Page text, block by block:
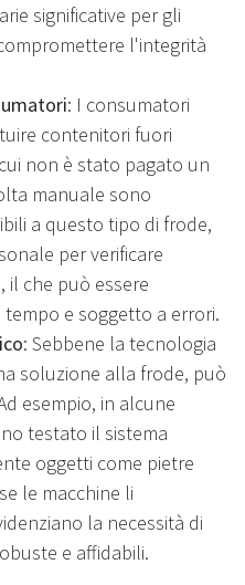
significative per gli
l'integrità
: I consumatori
contenitori fuori
non è stato pagato un
manuale sono
a questo tipo di frode,
per verificare
il che può essere
e soggetto a errori.
: Sebbene la tecnologia
soluzione alla frode, può
esempio, in alcune
testato il sistema
oggetti come pietre
le macchine li
la necessità di
e affidabili.